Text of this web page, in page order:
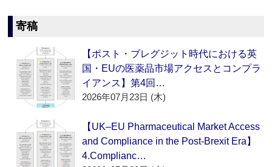
寄稿
【ポスト・ブレグジット時代における英
国・EUの医薬品市場アクセスとコンプラ
イアンス】第4回…
2026年07月23日 (木)
【UK–EU Pharmaceutical Market Access
and Compliance in the Post-Brexit Era】
4.Complianc…